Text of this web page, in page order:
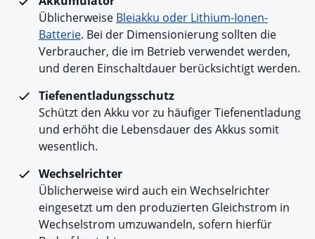
Üblicherweise Bleiakku oder Lithium-Ionen-
Batterie. Bei der Dimensionierung sollten die
Verbraucher, die im Betrieb verwendet werden,
und deren Einschaltdauer berücksichtigt werden.
Tiefenentladungsschutz
Schützt den Akku vor zu häufiger Tiefenentladung
und erhöht die Lebensdauer des Akkus somit
wesentlich.
Wechselrichter
Üblicherweise wird auch ein Wechselrichter
eingesetzt um den produzierten Gleichstrom in
Wechselstrom umzuwandeln, sofern hierfür